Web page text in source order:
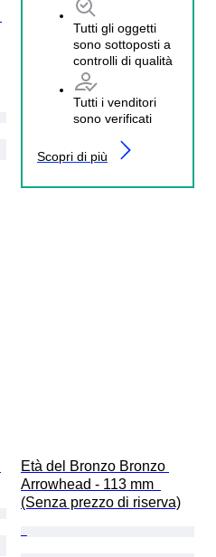
Tutti gli oggetti
sono sottoposti a
controlli di qualità
Tutti i venditori
sono verificati
Scopri di più
Età del Bronzo Bronzo
Arrowhead - 113 mm
(Senza prezzo di riserva)